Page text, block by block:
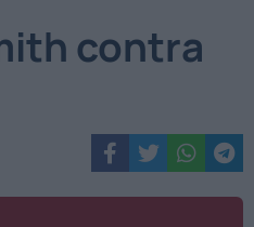
contra